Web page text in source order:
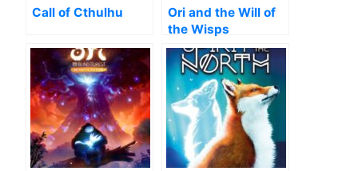
Call of Cthulhu
Ori and the Will of
the Wisps